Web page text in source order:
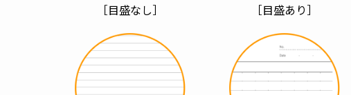
［目盛なし］
［目盛あり］